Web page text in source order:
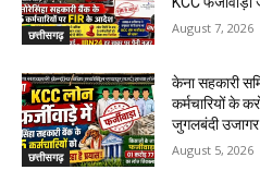
छत्तीसगढ़ August 7, 2026
छत्तीसगढ़
केना सहकारी
कर्मचारियों के
जुगलबंदी उजागर
August 5, 2026